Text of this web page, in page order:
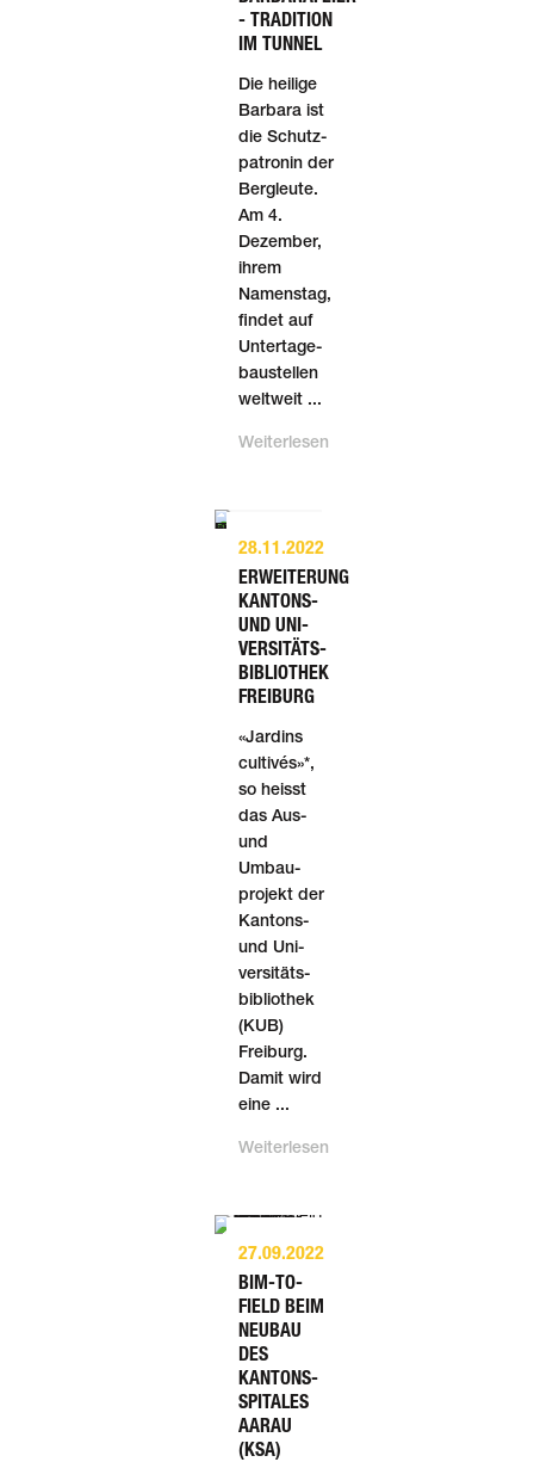
- TRADITION
IM TUNNEL
Die heilige
Barbara ist
die Schutz­
patronin der
Berg­leute.
Am 4.
Dezember,
ihrem
Namens­tag,
findet auf
Unter­tage­
baustellen
welt­weit ...
Weiterlesen
28.11.2022
ERWEITERUNG
KANTONS-
UND UNI­
VERSITÄTS­
BIBLIO­THEK
FREIBURG
«Jardins
cultivés»*,
so heisst
das Aus-
und
Umbau­
projekt der
Kantons-
und Uni­
versitäts­
biblio­thek
(KUB)
Freiburg.
Damit wird
eine ...
Weiterlesen
27.09.2022
BIM-TO-
FIELD BEIM
NEUBAU
DES
KANTONS­
SPITALES
AARAU
(KSA)